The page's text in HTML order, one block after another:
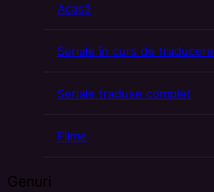
Acasă
Seriale în curs de traducere
Seriale traduse complet
Filme
Genuri